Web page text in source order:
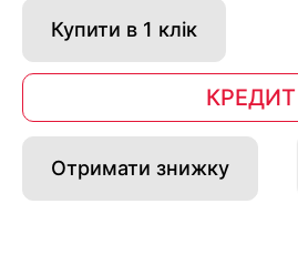
Купити в 1 клік
КРЕДИТ
Отримати знижку